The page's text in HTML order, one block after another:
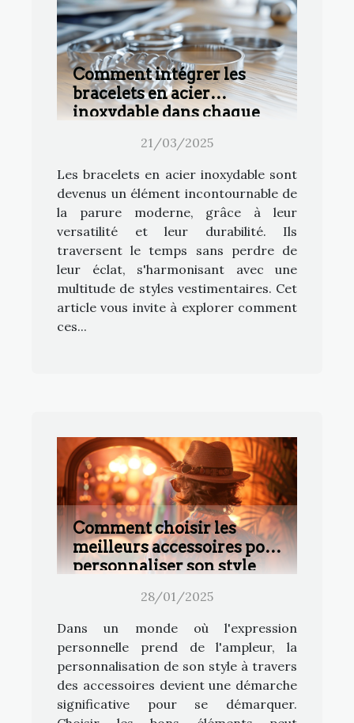
Comment intégrer les
bracelets en acier
inoxydable dans chaque
21/03/2025
Les bracelets en acier inoxydable sont
devenus un élément incontournable de
la parure moderne, grâce à leur
versatilité et leur durabilité. Ils
traversent le temps sans perdre de
leur éclat, s'harmonisant avec une
multitude de styles vestimentaires. Cet
article vous invite à explorer comment
ces...
Comment choisir les
meilleurs accessoires pour
personnaliser son style
28/01/2025
Dans un monde où l'expression
personnelle prend de l'ampleur, la
personnalisation de son style à travers
des accessoires devient une démarche
significative pour se démarquer.